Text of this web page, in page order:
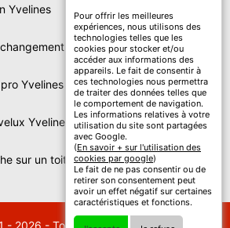
Yvelines
de toiture Yvelines
Yvelines
Yvelines
sur un toit Yvelines
- 2026 - Tout droit réservé
Pour offrir les meilleures
expériences, nous utilisons des
technologies telles que les
cookies pour stocker et/ou
accéder aux informations des
appareils. Le fait de consentir à
ces technologies nous permettra
de traiter des données telles que
le comportement de navigation.
Les informations relatives à votre
utilisation du site sont partagées
avec Google.
(En savoir + sur l'utilisation des
cookies par google)
Le fait de ne pas consentir ou de
retirer son consentement peut
avoir un effet négatif sur certaines
caractéristiques et fonctions.